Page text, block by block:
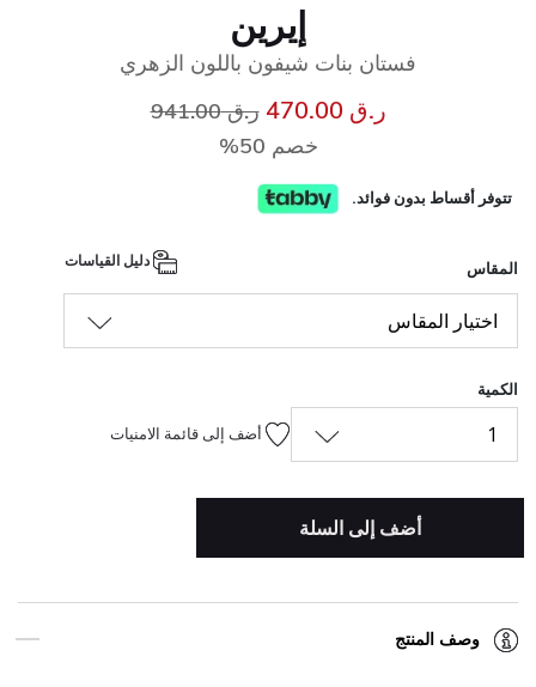
إيرين
فستان بنات شيفون باللون الزهري
ر.ق 470.00 سعر مخفض من
ر.ق 941.00
إلى
خصم 50%
تتوفر أقساط بدون فوائد.
المقاس
اختيار المقاس
الكمية
1 أضف إلى قائمة الامنيات
أضف إلى السلة
وصف المنتج